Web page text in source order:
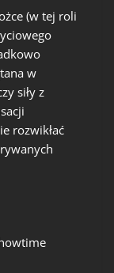
(w tej roli
w
siły z
rozwikłać